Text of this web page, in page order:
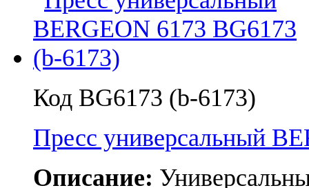
Код BG6173 (b-6173)
Пресс универсальный
Описание: